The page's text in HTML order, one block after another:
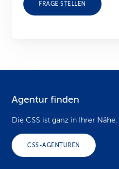
FRAGE STELLEN
Agentur finden
Die CSS ist ganz in Ihrer Nähe.
CSS-AGENTUREN